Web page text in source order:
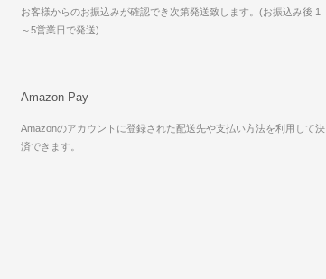
お客様からのお振込みが確認でき次第発送致します。(お振込み後 1
～5営業日で発送)
Amazon Pay
Amazonのアカウントに登録された配送先や支払い方法を利用して決
済できます。